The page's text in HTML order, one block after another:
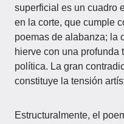
superficial es un cuadro
en la corte, que cumple
poemas de alabanza; la
hierve con una profunda
política. La gran
constituye la tensión
Estructuralmente, el